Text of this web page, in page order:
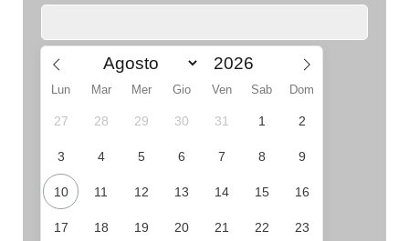
Lun Mar Mer Gio Ven Sab Dom
27 28 29 30 31 1 2
3 4 5 6 7 8 9
10 11 12 13 14 15 16
17 18 19 20 21 22 23